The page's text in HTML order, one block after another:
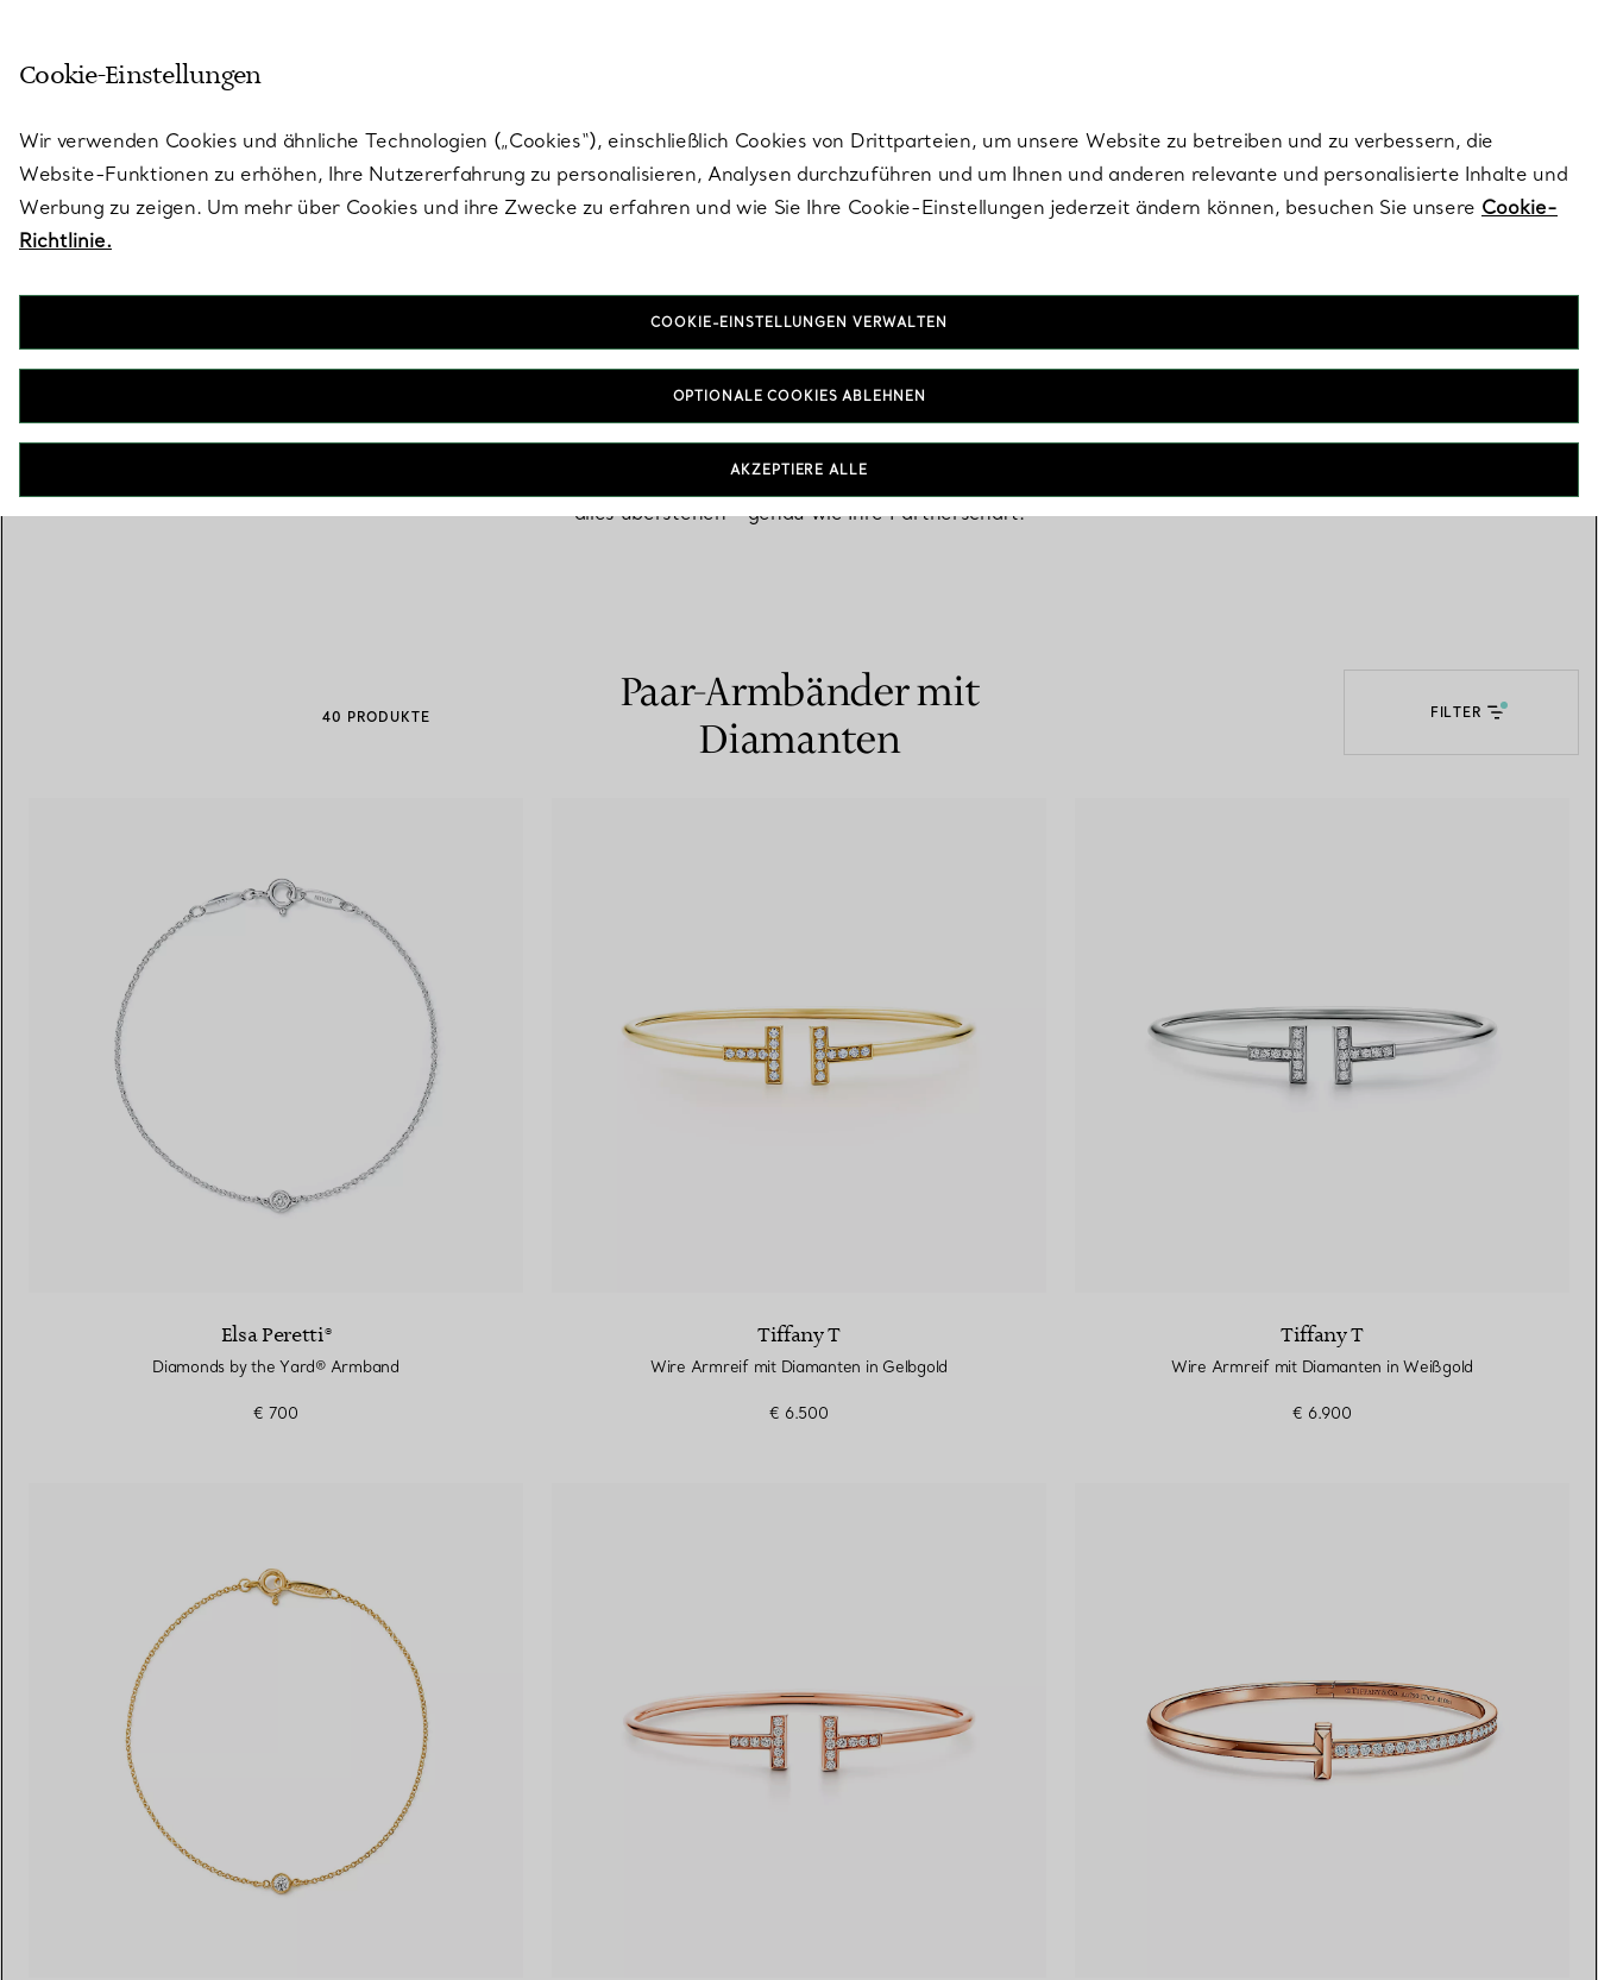
mit einem Tiffany-Diamantenexperten.
Armbänder und Armreife für Paare
alles überstehen – genau wie Ihre Partnerschaft.
40 PRODUKTE
Paar-Armbänder mit
Diamanten
FILTER
Elsa Peretti®
Diamonds by the Yard® Armband
€ 700
Tiffany T
Wire Armreif mit Diamanten in Gelbgold
€ 6.500
Tiffany T
Wire Armreif mit Diamanten in Weißgold
€ 6.900
Cookie-Einstellungen
Wir verwenden Cookies und ähnliche Technologien („Cookies“), einschließlich Cookies von Drittparteien, um unsere Website zu betreiben und zu verbessern, die
Website-Funktionen zu erhöhen, Ihre Nutzererfahrung zu personalisieren, Analysen durchzuführen und um Ihnen und anderen relevante und personalisierte Inhalte und
Werbung zu zeigen. Um mehr über Cookies und ihre Zwecke zu erfahren und wie Sie Ihre Cookie-Einstellungen jederzeit ändern können, besuchen Sie unsere Cookie-
Richtlinie.
COOKIE-EINSTELLUNGEN VERWALTEN
OPTIONALE COOKIES ABLEHNEN
AKZEPTIERE ALLE